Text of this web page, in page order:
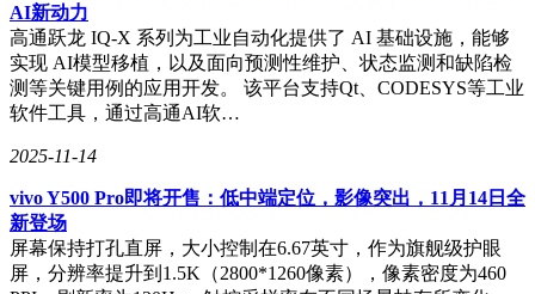
AI新动力
高通跃龙 IQ-X 系列为工业自动化提供了 AI 基础设施，能够
实现 AI模型移植，以及面向预测性维护、状态监测和缺陷检
测等关键用例的应用开发。 该平台支持Qt、CODESYS等工业
软件工具，通过高通AI软…
2025-11-14
vivo Y500 Pro即将开售：低中端定位，影像突出，11月14日全
新登场
屏幕保持打孔直屏，大小控制在6.67英寸，作为旗舰级护眼
屏，分辨率提升到1.5K（2800*1260像素），像素密度为460